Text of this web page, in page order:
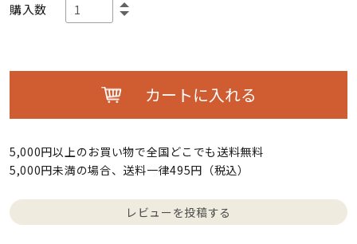
購入数
カートに入れる
5,000円以上のお買い物で全国どこでも送料無料
5,000円未満の場合、送料一律495円（税込）
レビューを投稿する